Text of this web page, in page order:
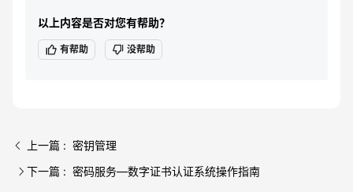
以上内容是否对您有帮助？
有帮助 没帮助
上一篇 : 密钥管理
下一篇 : 密码服务—数字证书认证系统操作指南